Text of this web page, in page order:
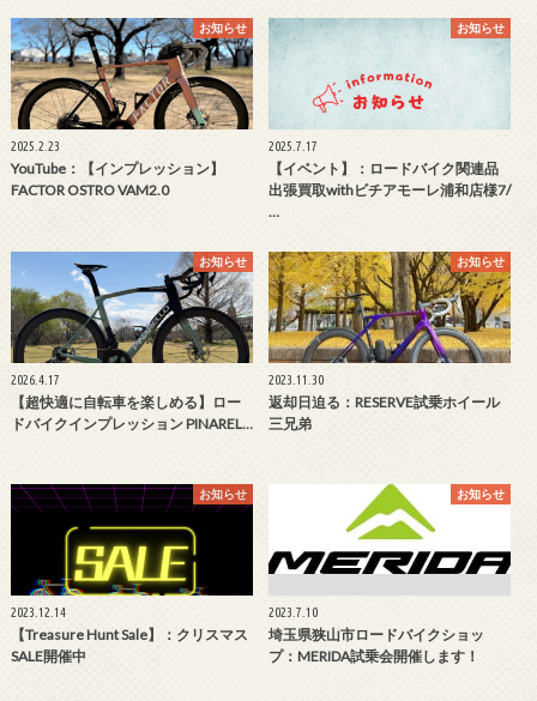
お知らせ
2025.2.23
YouTube：【インプレッション】
FACTOR OSTRO VAM2.0
お知らせ
2025.7.17
【イベント】：ロードバイク関連品
出張買取withビチアモーレ浦和店様7/
…
お知らせ
2026.4.17
【超快適に自転車を楽しめる】ロー
ドバイクインプレッション PINAREL…
お知らせ
2023.11.30
返却日迫る：RESERVE試乗ホイール
三兄弟
お知らせ
2023.12.14
【Treasure Hunt Sale】：クリスマス
SALE開催中
お知らせ
2023.7.10
埼玉県狭山市ロードバイクショッ
プ：MERIDA試乗会開催します！